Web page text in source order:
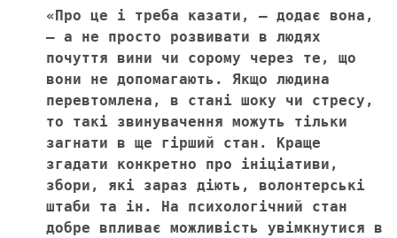
«Про це і треба казати, – додає вона,
– а не просто розвивати в людях
почуття вини чи сорому через те, що
вони не допомагають. Якщо людина
перевтомлена, в стані шоку чи стресу,
то такі звинувачення можуть тільки
загнати в ще гірший стан. Краще
згадати конкретно про ініціативи,
збори, які зараз діють, волонтерські
штаби та ін. На психологічний стан
добре впливає можливість увімкнутися в